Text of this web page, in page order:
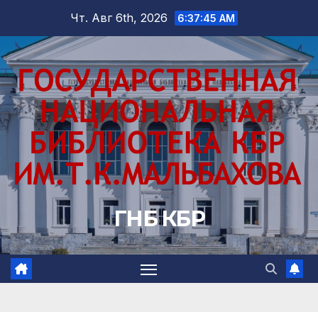
содержимому
Чт. Авг 6th, 2026 6:37:46 AM
ГНБ КБР